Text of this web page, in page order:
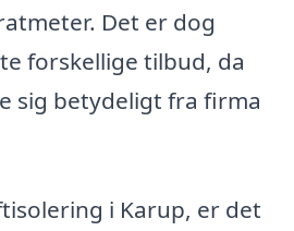
Det er dog
forskellige tilbud, da
sig betydeligt fra firma
i Karup, er det